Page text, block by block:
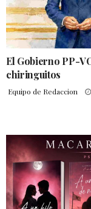
El Gobierno PP-
chiringuitos
Equipo de Redaccion